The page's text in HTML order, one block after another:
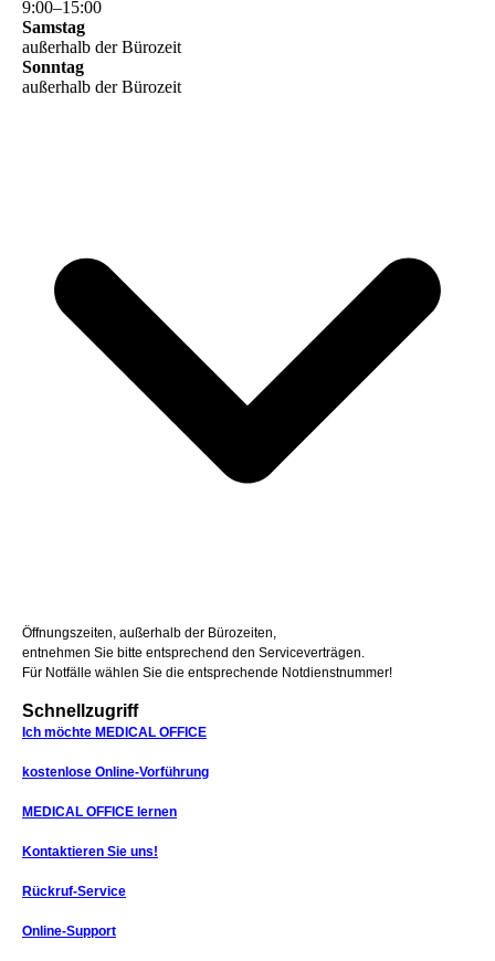
9:00–15:00
Samstag
außerhalb der Bürozeit
Sonntag
außerhalb der Bürozeit
Öffnungszeiten, außerhalb der Bürozeiten,
entnehmen Sie bitte entsprechend den Serviceverträgen.
Für Notfälle wählen Sie die entsprechende Notdienstnummer!
Schnellzugriff
Ich möchte MEDICAL OFFICE
kostenlose Online-Vorführung
MEDICAL OFFICE lernen
Kontaktieren Sie uns!
Rückruf-Service
Online-Support